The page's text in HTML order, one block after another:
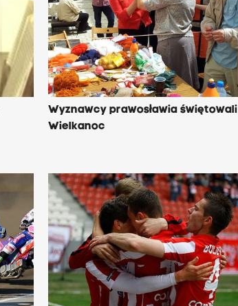
Wyznawcy prawosławia świętowali
Wielkanoc